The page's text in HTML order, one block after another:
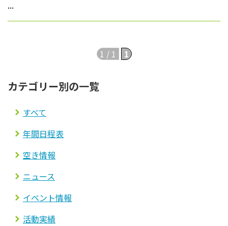
プライバシーポリシー
...
1 / 1 1
カテゴリー別の一覧
すべて
年間日程表
空き情報
ニュース
イベント情報
活動実績